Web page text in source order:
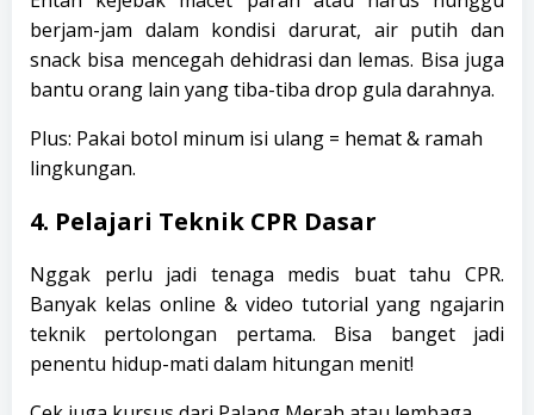
berjam-jam dalam kondisi darurat, air putih dan
snack bisa mencegah dehidrasi dan lemas. Bisa juga
bantu orang lain yang tiba-tiba drop gula darahnya.
Plus: Pakai botol minum isi ulang = hemat & ramah
lingkungan.
4. Pelajari Teknik CPR Dasar
Nggak perlu jadi tenaga medis buat tahu CPR.
Banyak kelas online & video tutorial yang ngajarin
teknik pertolongan pertama. Bisa banget jadi
penentu hidup-mati dalam hitungan menit!